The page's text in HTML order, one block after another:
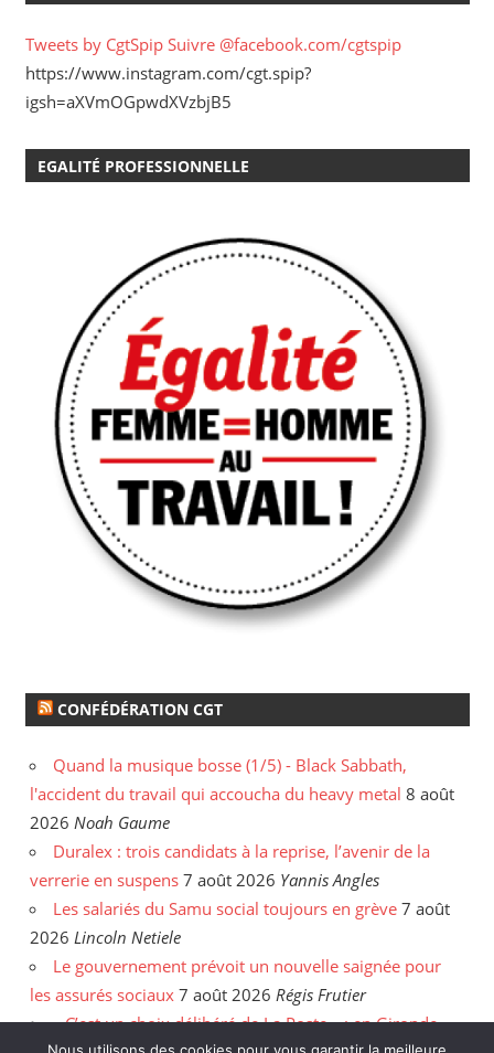
Tweets by CgtSpip Suivre @facebook.com/cgtspip
https://www.instagram.com/cgt.spip?
igsh=aXVmOGpwdXVzbjB5
EGALITÉ PROFESSIONNELLE
CONFÉDÉRATION CGT
Quand la musique bosse (1/5) - Black Sabbath,
l'accident du travail qui accoucha du heavy metal 8 août
2026 Noah Gaume
Duralex : trois candidats à la reprise, l’avenir de la
verrerie en suspens 7 août 2026 Yannis Angles
Les salariés du Samu social toujours en grève 7 août
2026 Lincoln Netiele
Le gouvernement prévoit un nouvelle saignée pour
les assurés sociaux 7 août 2026 Régis Frutier
« C’est un choix délibéré de La Poste » : en Gironde,